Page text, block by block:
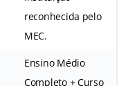
reconhecida pelo
MEC.
Ensino Médio
Completo + Curso